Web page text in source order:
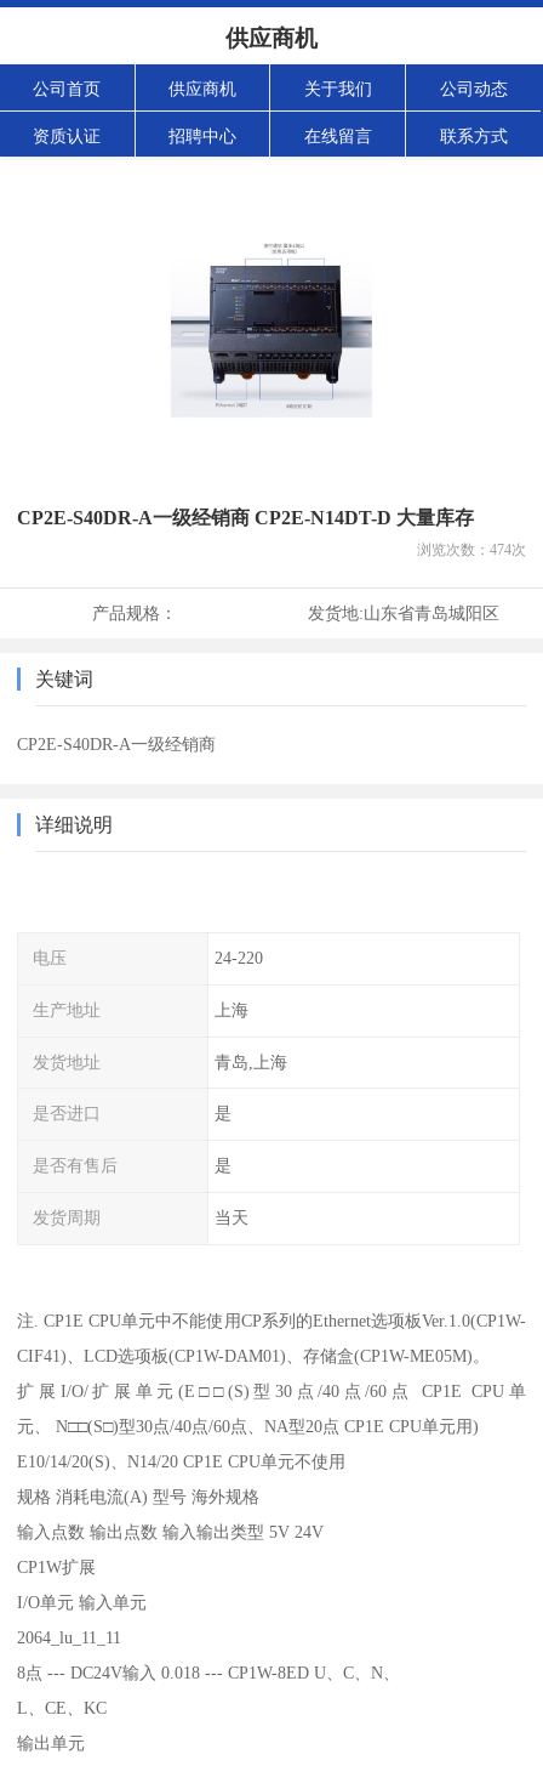
供应商机
公司首页 供应商机 关于我们 公司动态
资质认证 招聘中心 在线留言 联系方式
CP2E-S40DR-A一级经销商 CP2E-N14DT-D 大量库存
浏览次数： 474次
产品规格： 发货地:山东省青岛城阳区
关键词
CP2E-S40DR-A一级经销商
详细说明
电压 24-220
生产地址 上海
发货地址 青岛,上海
是否进口 是
是否有售后 是
发货周期 当天
注. CP1E CPU单元中不能使用CP系列的Ethernet选项板Ver.1.0(CP1W-
CIF41)、LCD选项板(CP1W-DAM01)、存储盒(CP1W-ME05M)。
扩展I/O/扩展单元(E□□(S)型30点/40点/60点 CP1E CPU单
元、 N□□(S□)型30点/40点/60点、NA型20点 CP1E CPU单元用)
E10/14/20(S)、N14/20 CP1E CPU单元不使用
规格 消耗电流(A) 型号 海外规格
输入点数 输出点数 输入输出类型 5V 24V
CP1W扩展
I/O单元 输入单元
2064_lu_11_11
8点 --- DC24V输入 0.018 --- CP1W-8ED U、C、N、
L、CE、KC
输出单元